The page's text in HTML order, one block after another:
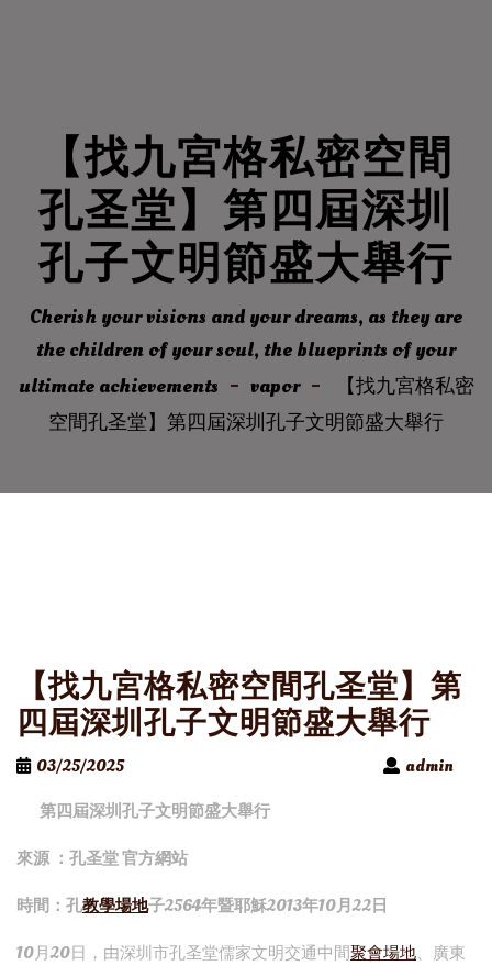
【找九宮格私密空間
孔圣堂】第四屆深圳
孔子文明節盛大舉行
Cherish your visions and your dreams, as they are
the children of your soul, the blueprints of your
ultimate achievements
vapor
【找九宮格私密
空間孔圣堂】第四屆深圳孔子文明節盛大舉行
【找九宮格私密空間孔圣堂】第
四屆深圳孔子文明節盛大舉行
03/25/2025
admin
第四屆深圳孔子文明節盛大舉行
來源 ：孔圣堂 官方網站
時間：孔教學場地子2564年暨耶穌2013年10月22日
10月20日，由深圳市孔圣堂儒家文明交通中間聚會場地、廣東